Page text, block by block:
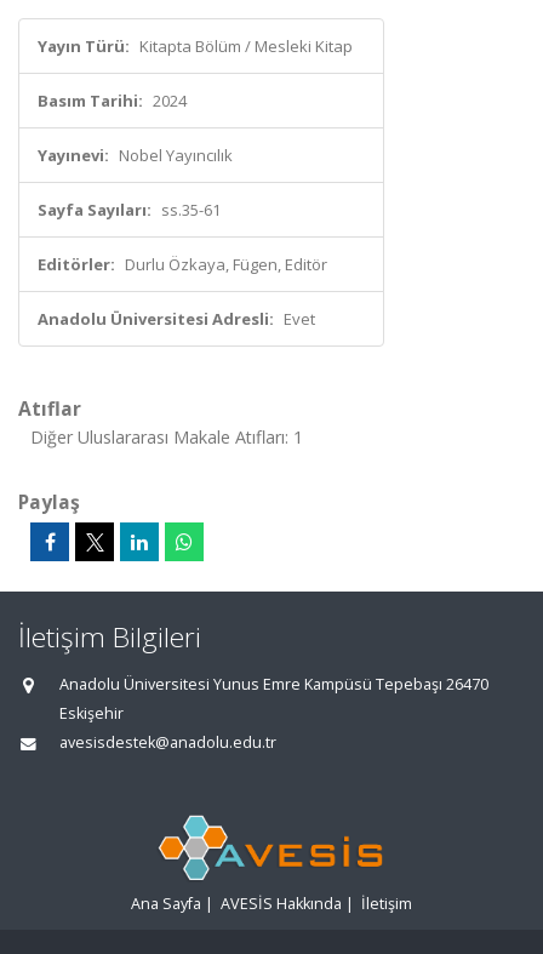
Yayın Türü: Kitapta Bölüm / Mesleki Kitap
Basım Tarihi: 2024
Yayınevi: Nobel Yayıncılık
Sayfa Sayıları: ss.35-61
Editörler: Durlu Özkaya, Fügen, Editör
Anadolu Üniversitesi Adresli: Evet
Atıflar
Diğer Uluslararası Makale Atıfları: 1
Paylaş
İletişim Bilgileri
Anadolu Üniversitesi Yunus Emre Kampüsü Tepebaşı 26470
Eskişehir
avesisdestek@anadolu.edu.tr
Ana Sayfa | AVESİS Hakkında | İletişim